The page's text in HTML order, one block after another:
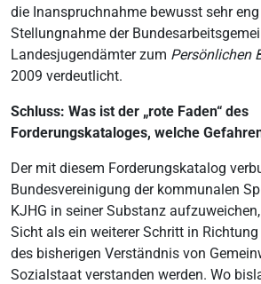
die Inanspruchnahme bewusst sehr
Stellungnahme der
Landesjugendämter zum Persönlichen
2009 verdeutlicht.
Schluss: Was ist der „rote Faden“ des
Forderungskataloges, welche
Der mit diesem Forderungskatalog
Bundesvereinigung der kommunalen
KJHG in seiner Substanz
Sicht als ein weiterer Schritt in
des bisherigen Verständnis von
Sozialstaat verstanden werden. Wo